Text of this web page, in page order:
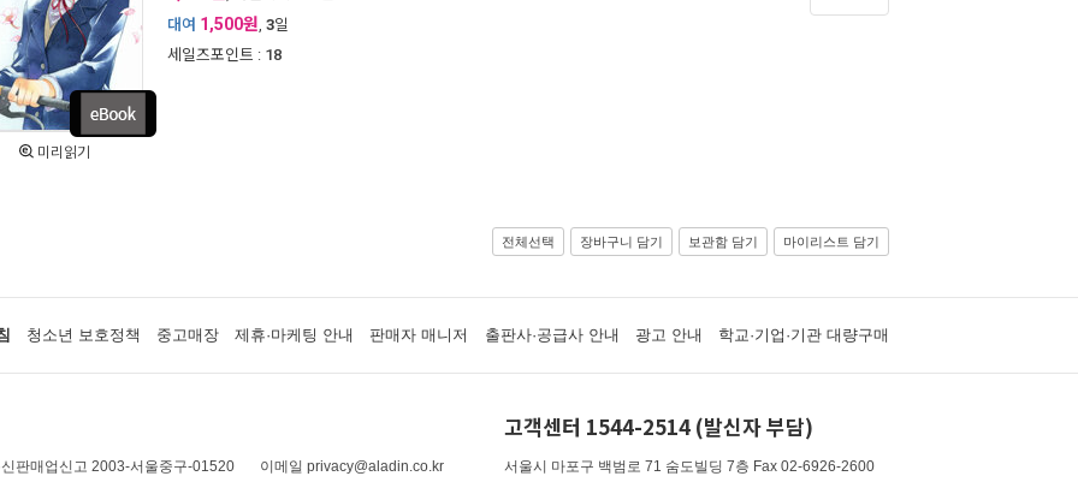
미리읽기
대여 1,500원, 3일
세일즈포인트 : 18
전체선택 장바구니 담기 보관함 담기 마이리스트 담기
청소년 보호정책 중고매장 제휴·마케팅 안내 판매자 매니저 출판사·공급사 안내 광고 안내 학교·기업·기관 대량구매
판매업신고 2003-서울중구-01520 이메일 privacy@aladin.co.kr
고객센터 1544-2514 (발신자 부담)
서울시 마포구 백범로 71 숨도빌딩 7층 Fax 02-6926-2600